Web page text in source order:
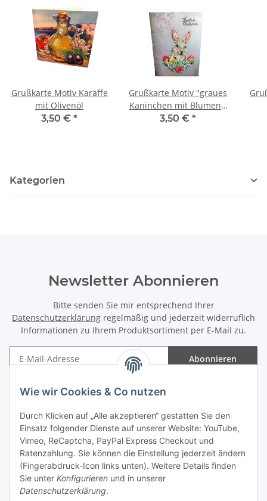
Wie wir Cookies & Co nutzen
Durch Klicken auf „Alle akzeptieren“ gestatten Sie den
Einsatz folgender Dienste auf unserer Website: YouTube,
Vimeo, ReCaptcha, PayPal Express Checkout und
Ratenzahlung. Sie können die Einstellung jederzeit ändern
(Fingerabdruck-Icon links unten). Weitere Details finden
Sie unter Konfigurieren und in unserer
Datenschutzerklärung.
Grußkarte Motiv Karaffe
mit Olivenöl
3,50 € *
Grußkarte Motiv "graues
Kaninchen mit Blumen",
Schriftzug "Frohe
3,50 € *
Kategorien
Newsletter Abonnieren
Bitte senden Sie mir entsprechend Ihrer
Datenschutzerklärung regelmäßig und jederzeit widerruflich
Informationen zu Ihrem Produktsortiment per E-Mail zu.
Abonnieren
Gesetzliche Informationen
Vertrag widerrufen